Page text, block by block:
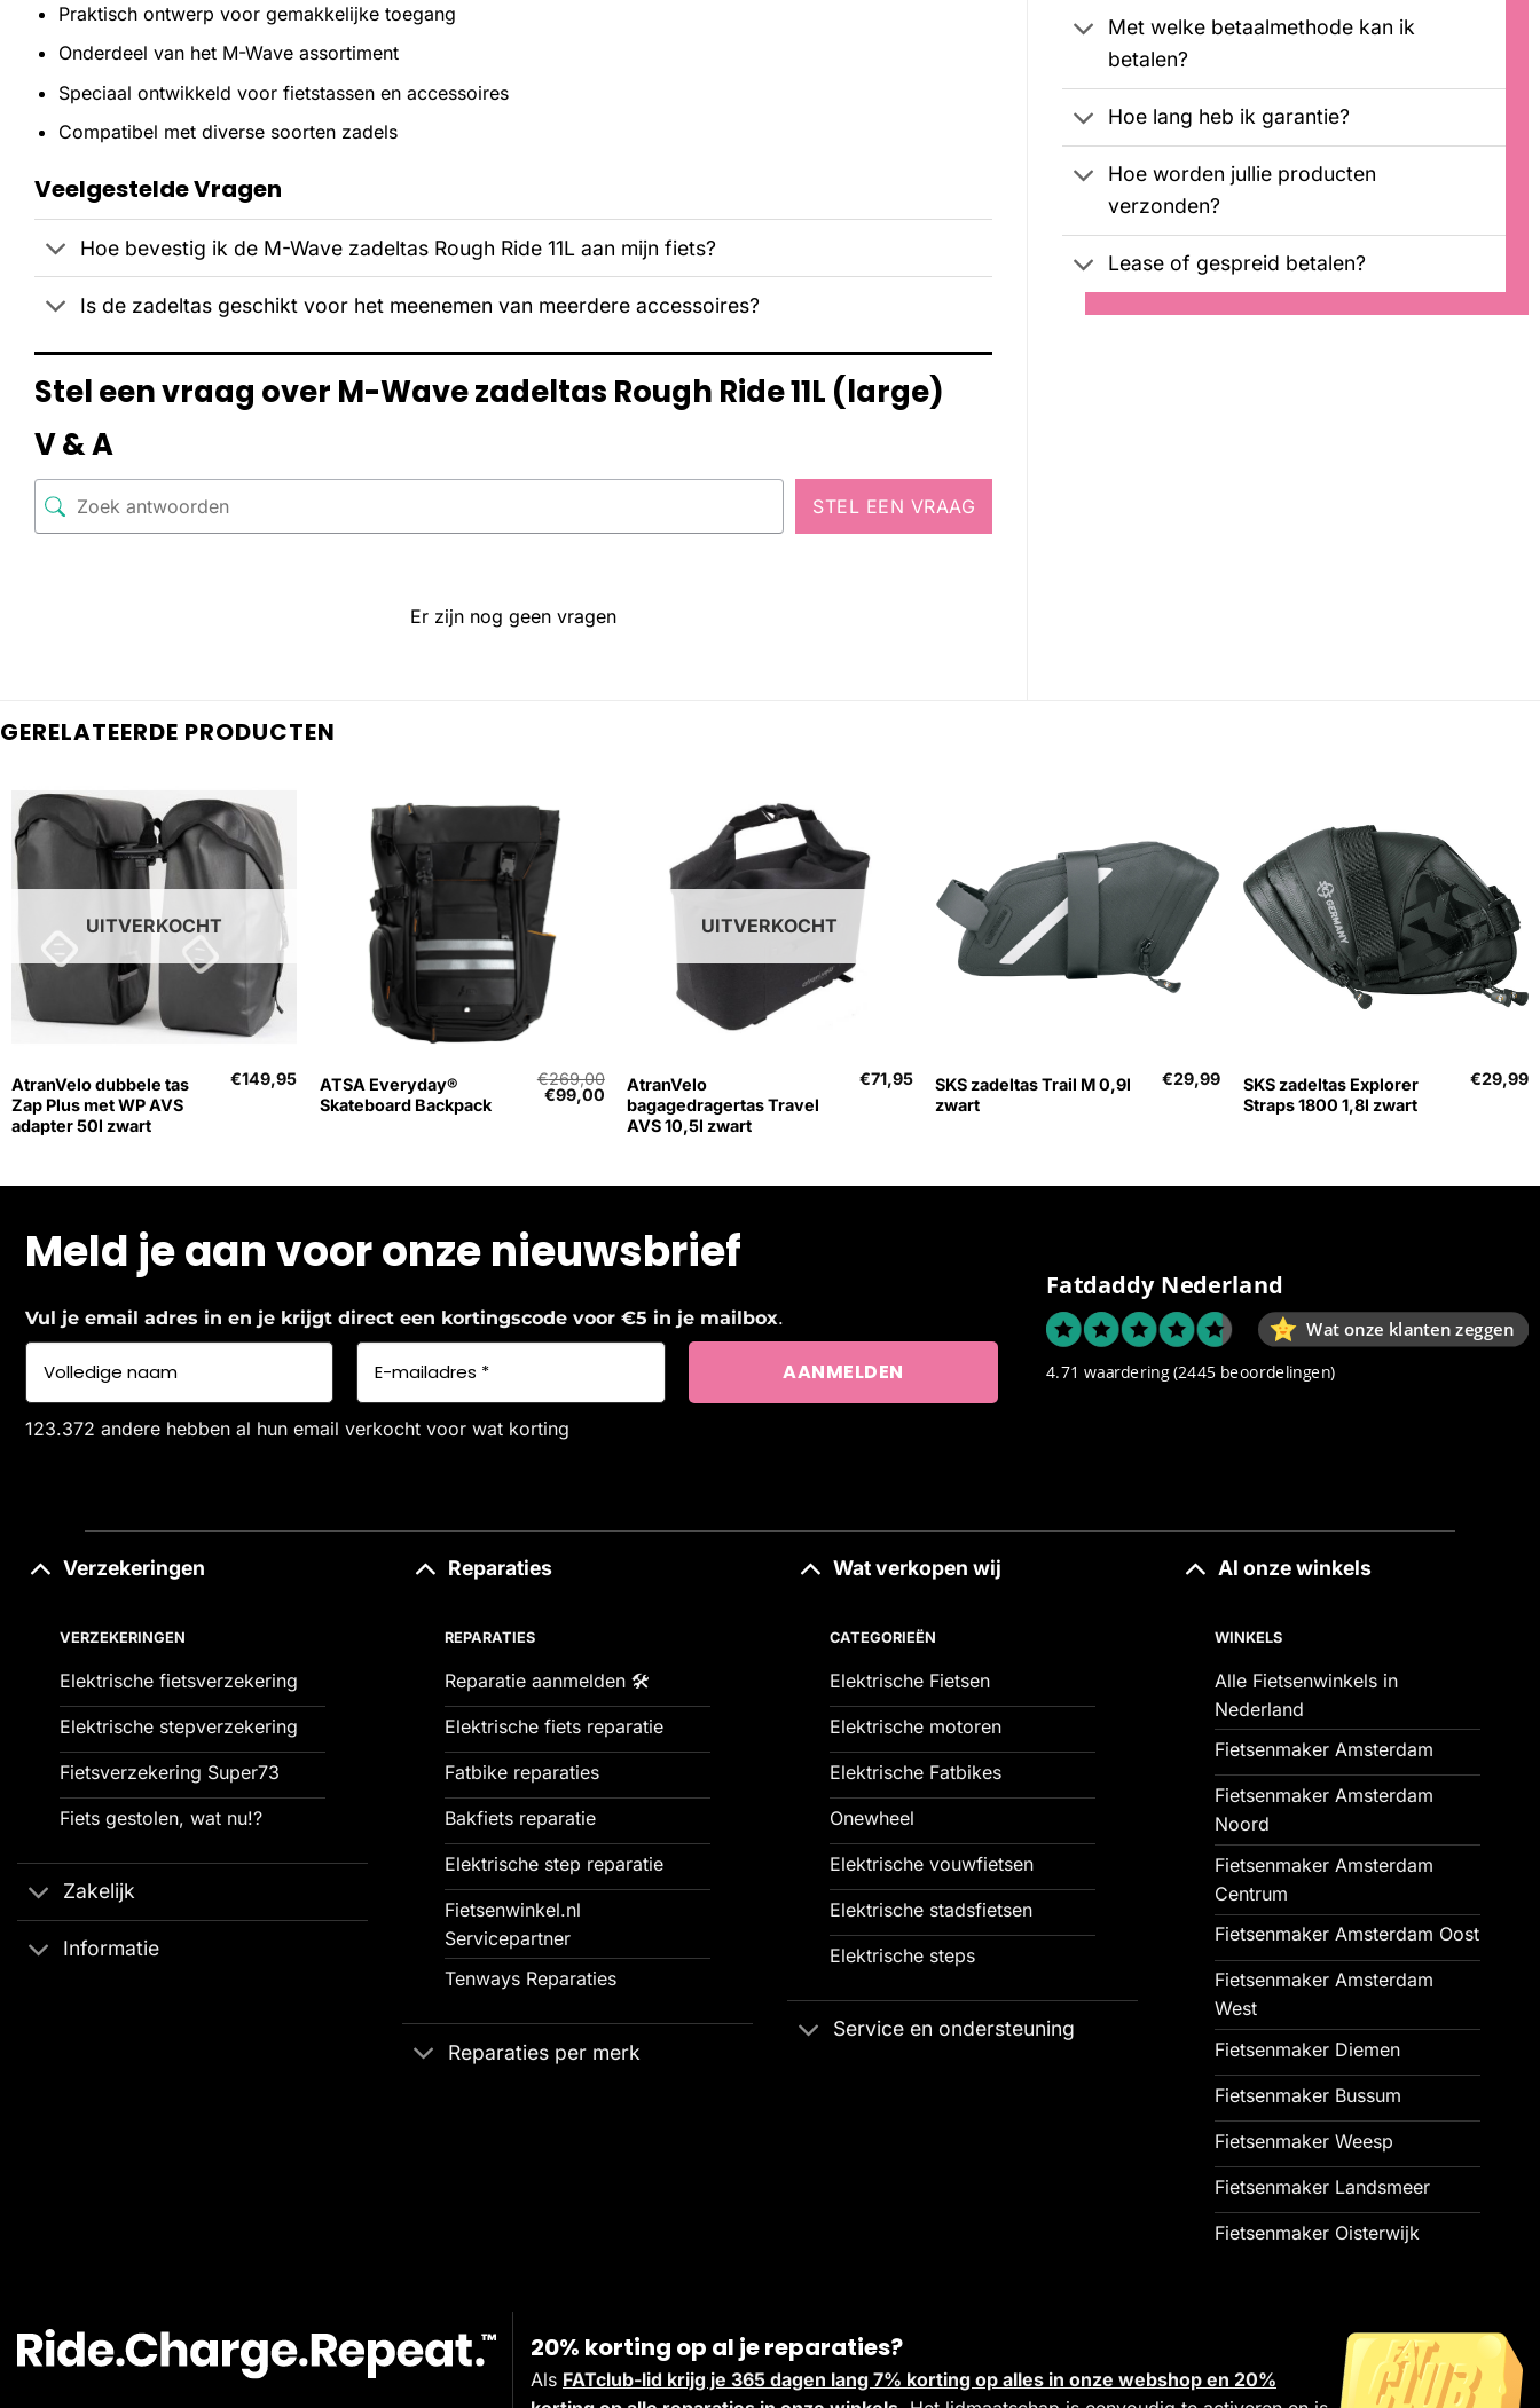
Praktisch ontwerp voor gemakkelijke toegang
Onderdeel van het M-Wave assortiment
Speciaal ontwikkeld voor fietstassen en accessoires
Compatibel met diverse soorten zadels
Veelgestelde Vragen
Hoe bevestig ik de M-Wave zadeltas Rough Ride 11L aan mijn fiets?
Is de zadeltas geschikt voor het meenemen van meerdere accessoires?
Stel een vraag over M-Wave zadeltas Rough Ride 11L (large)
V & A
STEL EEN VRAAG
Er zijn nog geen vragen
Met welke betaalmethode kan ik
betalen?
Hoe lang heb ik garantie?
Hoe worden jullie producten
verzonden?
Lease of gespreid betalen?
GERELATEERDE PRODUCTEN
UITVERKOCHT
AtranVelo dubbele tas
Zap Plus met WP AVS
adapter 50l zwart
€149,95
ATSA Everyday®
Skateboard Backpack
€269,00
Oorspronkelijke
€99,00Huidige
prijs
UITVERKOCHT
AtranVelo
bagagedragertas Travel
AVS 10,5l zwart
€71,95
SKS zadeltas Trail M 0,9l
zwart
€29,99
SKS zadeltas Explorer
Straps 1800 1,8l zwart
€29,99
Meld je aan voor onze nieuwsbrief
Vul je email adres in en je krijgt direct een kortingscode voor €5 in je mailbox.
123.372 andere hebben al hun email verkocht voor wat korting
Fatdaddy Nederland
Wat onze klanten zeggen
4.71 waardering (2445 beoordelingen)
Verzekeringen
VERZEKERINGEN
Elektrische fietsverzekering
Elektrische stepverzekering
Fietsverzekering Super73
Fiets gestolen, wat nu!?
Zakelijk
Informatie
Reparaties
REPARATIES
Reparatie aanmelden 🛠️
Elektrische fiets reparatie
Fatbike reparaties
Bakfiets reparatie
Elektrische step reparatie
Fietsenwinkel.nl
Servicepartner
Tenways Reparaties
Reparaties per merk
Wat verkopen wij
CATEGORIEËN
Elektrische Fietsen
Elektrische motoren
Elektrische Fatbikes
Onewheel
Elektrische vouwfietsen
Elektrische stadsfietsen
Elektrische steps
Service en ondersteuning
Al onze winkels
WINKELS
Alle Fietsenwinkels in
Nederland
Fietsenmaker Amsterdam
Fietsenmaker Amsterdam
Noord
Fietsenmaker Amsterdam
Centrum
Fietsenmaker Amsterdam Oost
Fietsenmaker Amsterdam
West
Fietsenmaker Diemen
Fietsenmaker Bussum
Fietsenmaker Weesp
Fietsenmaker Landsmeer
Fietsenmaker Oisterwijk
20% korting op al je reparaties?
Als FATclub-lid krijg je 365 dagen lang 7% korting op alles in onze webshop en 20%